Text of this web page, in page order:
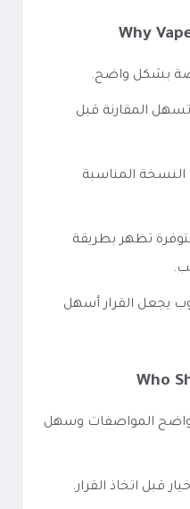
Why
بشكل واضح.
المقارنة قبل
النسخة المناسبة
تظهر بطريقة
يجعل القرار أسهل
Who
واضح المواصفات وسهل
قبل اتخاذ القرار.